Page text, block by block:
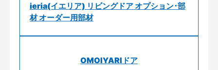
ieria(イエリア) リビングドア オプション･部
材 オーダー用部材
OMOIYARIドア